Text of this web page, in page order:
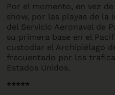
Por el momento, en vez
show, por las playas de la
del Servicio Aeronaval de
su primera base en el
custodiar el Archipiélago
frecuentado por los
Estados Unidos.
*****